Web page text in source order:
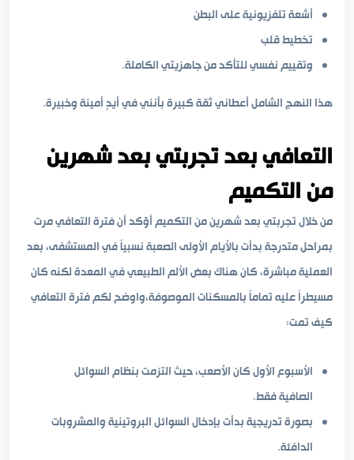
أشعة تلفزيونية على البطن
تخطيط قلب
وتقييم نفسي للتأكد من جاهزيتي الكاملة.
هذا النهج الشامل أعطاني ثقة كبيرة بأنني في أيدٍ أمينة وخبيرة.
التعافي بعد تجربتي بعد شهرين
من التكميم
من خلال تجربتي بعد شهرين من التكميم أؤكد أن فترة التعافي مرت
بمراحل متدرجة بدأت بالأيام الأولى الصعبة نسبياً في المستشفى، بعد
العملية مباشرة، كان هناك بعض الألم الطبيعي في المعدة لكنه كان
مسيطراً عليه تماماً بالمسكنات الموصوفة،واوضح لكم فترة التعافي
كيف تمت:
الأسبوع الأول كان الأصعب، حيث التزمت بنظام السوائل
الصافية فقط.
بصورة تدريجية بدأت بإدخال السوائل البروتينية والمشروبات
الدافئة.